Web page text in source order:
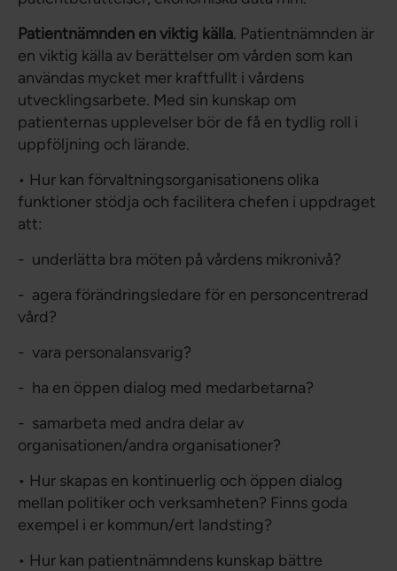
Patientnämnden en viktig källa. Patientnämnden är
en viktig källa av berättelser om vården som kan
användas mycket mer kraftfullt i vårdens
utvecklingsarbete. Med sin kunskap om
patienternas upplevelser bör de få en tydlig roll i
uppföljning och lärande.
• Hur kan förvaltningsorganisationens olika
funktioner stödja och facilitera chefen i uppdraget
att:
- underlätta bra möten på vårdens mikronivå?
- agera förändringsledare för en personcentrerad
vård?
- vara personalansvarig?
- ha en öppen dialog med medarbetarna?
- samarbeta med andra delar av
organisationen/andra organisationer?
• Hur skapas en kontinuerlig och öppen dialog
mellan politiker och verksamheten? Finns goda
exempel i er kommun/ert landsting?
• Hur kan patientnämndens kunskap bättre